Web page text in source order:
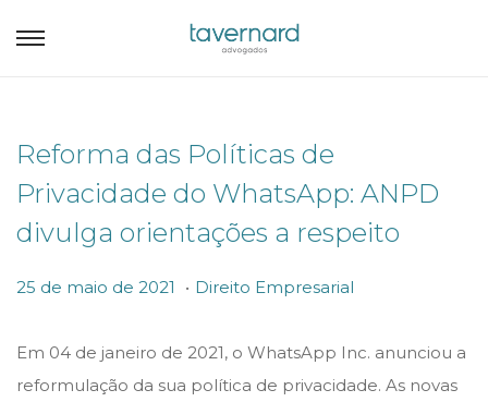
Reforma das Políticas de
Privacidade do WhatsApp: ANPD
divulga orientações a respeito
P
s
t
25 de maio de 2021
2
d
e
. P
s
t
Direito Empresarial
Em 04 de janeiro de 2021, o WhatsApp Inc. anunciou a
reformulação da sua política de privacidade. As novas